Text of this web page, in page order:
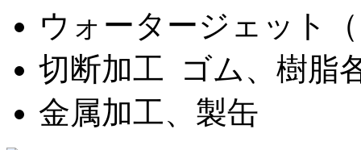
ウォータージェット
切断加工 ゴム、樹脂
金属加工、製缶